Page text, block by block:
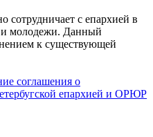
с епархией в
и молодежи. Данный
к существующей